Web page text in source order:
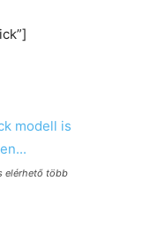
elérhető több